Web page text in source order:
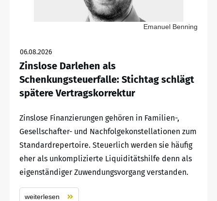
Emanuel Benning
06.08.2026
Zinslose Darlehen als
Schenkungsteuerfalle: Stichtag schlägt
spätere Vertragskorrektur
Zinslose Finanzierungen gehören in Familien-,
Gesellschafter- und Nachfolgekonstellationen zum
Standardrepertoire. Steuerlich werden sie häufig
eher als unkomplizierte Liquiditätshilfe denn als
eigenständiger Zuwendungsvorgang verstanden.
weiterlesen